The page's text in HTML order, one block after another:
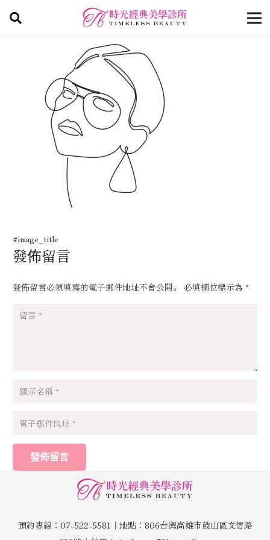
#image_title
發佈留言
發佈留言必須填寫的電子郵件地址不會公開。 必填欄位標示為 *
發佈留言
預約專線：07-522-5581│地點：806台灣高雄市鼓山區文信路